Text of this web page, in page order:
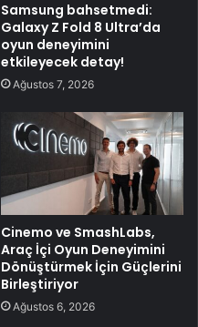
Samsung bahsetmedi:
Galaxy Z Fold 8 Ultra’da
oyun deneyimini
etkileyecek detay!
Ağustos 7, 2026
Cinemo ve SmashLabs,
Araç İçi Oyun Deneyimini
Dönüştürmek İçin Güçlerini
Birleştiriyor
Ağustos 6, 2026